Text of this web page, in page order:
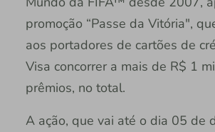
promoção “Passe da Vitória",
aos portadores de cartões de
Visa concorrer a mais de R$ 1
prêmios, no total.
A ação, que vai até o dia 05 de